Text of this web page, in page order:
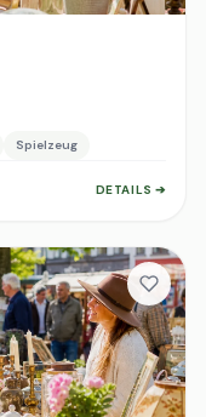
Spielzeug
DETAILS ➔